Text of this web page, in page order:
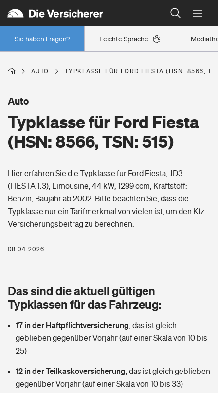
Leichte Sprache
Sie haben Fragen?
Wer versichert was: Jetzt Versicherer finden
Regionalklassen: So ist Ihre Region eingestuft
Wer versichert was: Jetzt Versicherer finden
Berufsunfähigkeitsversicherung
Erwerbsunfähigkeitsversicherung
Grundfähigkeitsversicherung
Arbeitsrechtsschutz
Berufshaftpflichtversicherung
Zur Übersicht
Tools
Wer versichert was: Jetzt Versicherer finden
Sie haben Fragen?
Wohnen
Elementarversicherung
Glasversicherung
Mietkautionsversicherung
Restkreditversicherung
Freizeit
Pri­vate Haft­pflicht­
Kinderunfall­ver­si­che­rung
Kinderinvalidität
Hundehalter-Haftpflicht
Gesundheit
Private Krankenversicherung
Dread-Disease-Versicherung
Tierkrankenversicherung
Zur Übersicht
Tools
AUTO TYPKLASSE FÜR FORD FIESTA (HSN: 8566,
Typklasse für Ford Fiesta
(HSN: 8566, TSN: 515)
Auto
Hier erfahren Sie die Typklasse für Ford Fiesta, JD3
(FIESTA 1.3), Limousine, 44 kW, 1299 ccm, Kraftstoff:
Benzin, Baujahr ab 2002. Bitte beachten Sie, dass die
Typklasse nur ein Tarifmerkmal von vielen ist, um den Kfz-
Versicherungsbeitrag zu berechnen.
08.04.2026
Das sind die aktuell gültigen
Typklassen für das Fahrzeug:
17 in der Haftpflichtversicherung das ist gleich
geblieben gegenüber Vorjahr (auf einer Skala von 10 bis
25)
12 in der Teilkaskoversicherung das ist gleich geblieben
gegenüber Vorjahr (auf einer Skala von 10 bis 33)